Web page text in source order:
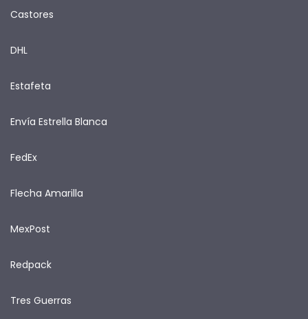
Castores
DHL
Estafeta
Envía Estrella Blanca
FedEx
Flecha Amarilla
MexPost
Redpack
Tres Guerras